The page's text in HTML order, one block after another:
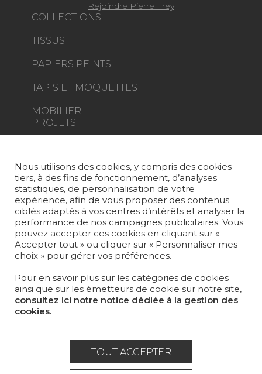
COLLECTIONS
TISSUS
PAPIERS PEINTS
TAPIS ET MOQUETTES
MOBILIER
PROJETS
MAGAZINE
LA MAISON
OÙ NOUS TROUVER ?
Rejoindre Pierre Frey
Carrière Contact
Lexique
données
Nous utilisons des cookies, y compris des cookies
tiers, à des fins de fonctionnement, d’analyses
statistiques, de personnalisation de votre
expérience, afin de vous proposer des contenus
ciblés adaptés à vos centres d’intérêts et analyser la
performance de nos campagnes publicitaires. Vous
pouvez accepter ces cookies en cliquant sur «
Accepter tout » ou cliquer sur « Personnaliser mes
choix » pour gérer vos préférences.
Pour en savoir plus sur les catégories de cookies
ainsi que sur les émetteurs de cookie sur notre site,
consultez ici notre notice dédiée à la gestion des
cookies.
TOUT ACCEPTER